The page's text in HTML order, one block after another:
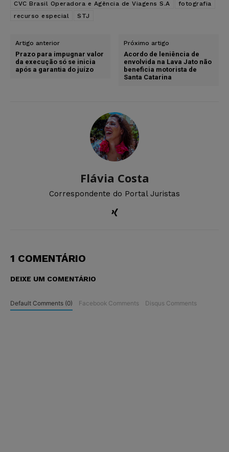
CVC Brasil Operadora e Agência de Viagens S.A
fotografia
recurso especial
STJ
Artigo anterior
Prazo para impugnar valor
da execução só se inicia
após a garantia do juízo
Próximo artigo
Acordo de leniência de
envolvida na Lava Jato não
beneficia motorista de
Santa Catarina
Flávia Costa
Correspondente do Portal Juristas
1 COMENTÁRIO
DEIXE UM COMENTÁRIO
Default Comments (0) Facebook Comments Disqus Comments